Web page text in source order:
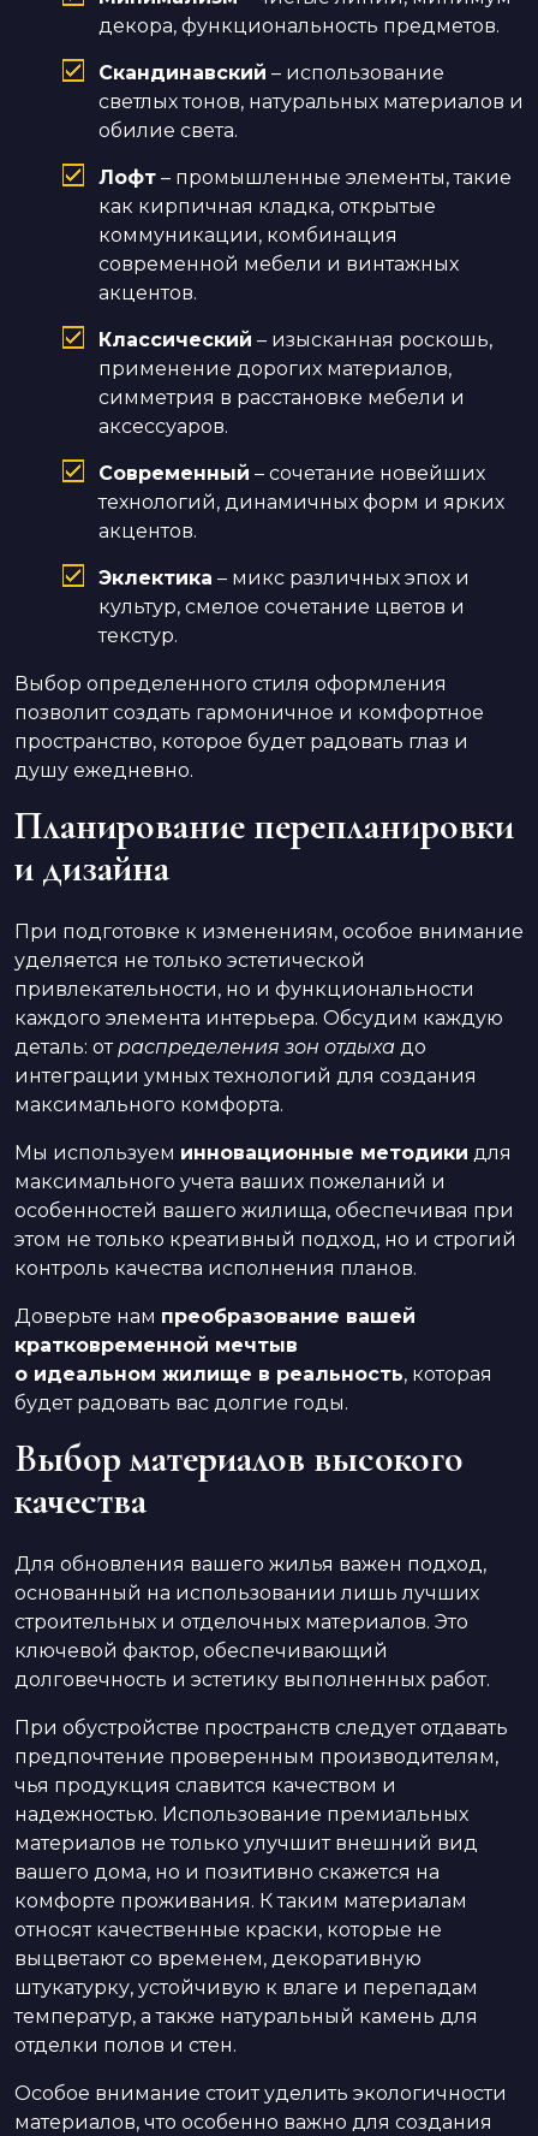
декора, функциональность предметов.
Скандинавский – использование
светлых тонов, натуральных материалов и
обилие света.
Лофт – промышленные элементы, такие
как кирпичная кладка, открытые
коммуникации, комбинация
современной мебели и винтажных
акцентов.
Классический – изысканная роскошь,
применение дорогих материалов,
симметрия в расстановке мебели и
аксессуаров.
Современный – сочетание новейших
технологий, динамичных форм и ярких
акцентов.
Эклектика – микс различных эпох и
культур, смелое сочетание цветов и
текстур.
Выбор определенного стиля оформления
позволит создать гармоничное и комфортное
пространство, которое будет радовать глаз и
душу ежедневно.
Планирование перепланировки
и дизайна
При подготовке к изменениям, особое внимание
уделяется не только эстетической
привлекательности, но и функциональности
каждого элемента интерьера. Обсудим каждую
деталь: отраспределения зон отдыха до
интеграции умных технологий для создания
максимального комфорта.
Мы используем инновационные методики для
максимального учета ваших пожеланий и
особенностей вашего жилища, обеспечивая при
этом не только креативный подход, но и строгий
контроль качества исполнения планов.
Доверьте нам преобразование вашей
кратковременной мечтыв
о идеальном жилище в реальность, которая
будет радовать вас долгие годы.
Выбор материалов высокого
качества
Для обновления вашего жилья важен подход,
основанный на использовании лишь лучших
строительных и отделочных материалов. Это
ключевой фактор, обеспечивающий
долговечность и эстетику выполненных работ.
При обустройстве пространств следует отдавать
предпочтение проверенным производителям,
чья продукция славится качеством и
надежностью. Использование премиальных
материалов не только улучшит внешний вид
вашего дома, но и позитивно скажется на
комфорте проживания. К таким материалам
относят качественные краски, которые не
выцветают со временем, декоративную
штукатурку, устойчивую к влаге и перепадам
температур, а также натуральный камень для
отделки полов и стен.
Особое внимание стоит уделить экологичности
материалов, что особенно важно для создания